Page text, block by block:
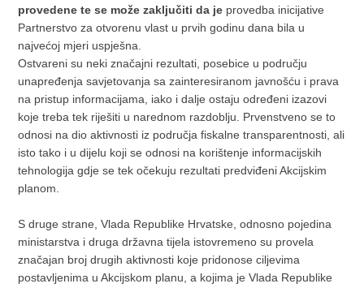
provedene te se može zaključiti da je provedba inicijative
Partnerstvo za otvorenu vlast u prvih godinu dana bila u
najvećoj mjeri uspješna.
Ostvareni su neki značajni rezultati, posebice u području
unapređenja savjetovanja sa zainteresiranom javnošću i prava
na pristup informacijama, iako i dalje ostaju određeni izazovi
koje treba tek riješiti u narednom razdoblju. Prvenstveno se to
odnosi na dio aktivnosti iz područja fiskalne transparentnosti, ali
isto tako i u dijelu koji se odnosi na korištenje informacijskih
tehnologija gdje se tek očekuju rezultati predviđeni Akcijskim
planom.
S druge strane, Vlada Republike Hrvatske, odnosno pojedina
ministarstva i druga državna tijela istovremeno su provela
značajan broj drugih aktivnosti koje pridonose ciljevima
postavljenima u Akcijskom planu, a kojima je Vlada Republike